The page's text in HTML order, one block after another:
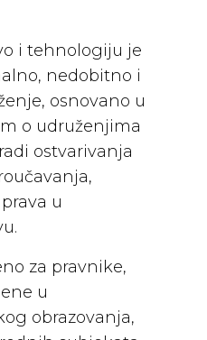
i tehnologiju je
nedobitno i
osnovano u
o udruženjima
ostvarivanja
u
za pravnike,
u
obrazovanja,